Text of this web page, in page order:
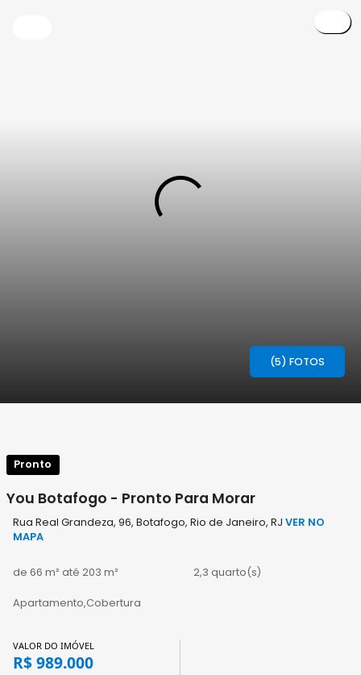
(5) FOTOS
Pronto
You Botafogo - Pronto Para Morar
Rua Real Grandeza, 96, Botafogo, Rio de Janeiro, RJ VER NO
MAPA
de 66 m² até 203 m² 2,3 quarto(s)
Apartamento,Cobertura
VALOR DO IMÓVEL
R$ 989.000